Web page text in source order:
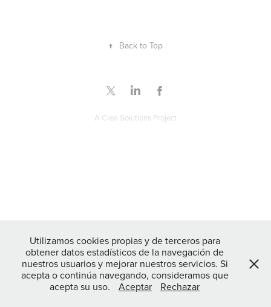
↑ Back to Top
A Crea Solutions Project
Utilizamos cookies propias y de terceros para
obtener datos estadísticos de la navegación de
nuestros usuarios y mejorar nuestros servicios. Si
acepta o continúa navegando, consideramos que
acepta su uso.
Aceptar Rechazar